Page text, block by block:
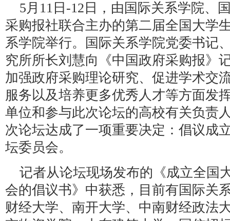
5月11日-12日，由国际关系学院、
采购报社联合主办的第二届全国大学
系学院举行。国际关系学院党委书记
究所所长刘慧向《中国政府采购报》
加强政府采购理论研究、促进学术交
服务以及培养更多优秀人才等方面发
单位和参与此次论坛的高校有关负责
次论坛达成了一项重要决定：倡议成
坛委员会。
记者从论坛现场发布的《成立全国
会的倡议书》中获悉，目前有国际关
财经大学、南开大学、中南财经政法